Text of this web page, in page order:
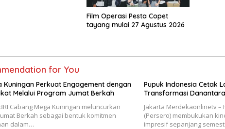
Film Operasi Pesta Copet
tayang mulai 27 Agustus 2026
for You
Kuningan Perkuat Engagement dengan
Melalui Program Jumat Berkah
Cabang Mega Kuningan meluncurkan
Berkah sebagai bentuk komitmen
dalam…
Pupuk Indonesia Cetak
Transformasi
Jakarta Merdekaonlinetv –
(Persero) membukukan
impresif sepanjang